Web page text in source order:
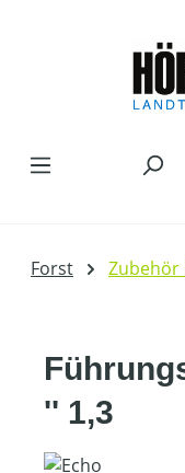
Forst Zubehör
'' 1,3